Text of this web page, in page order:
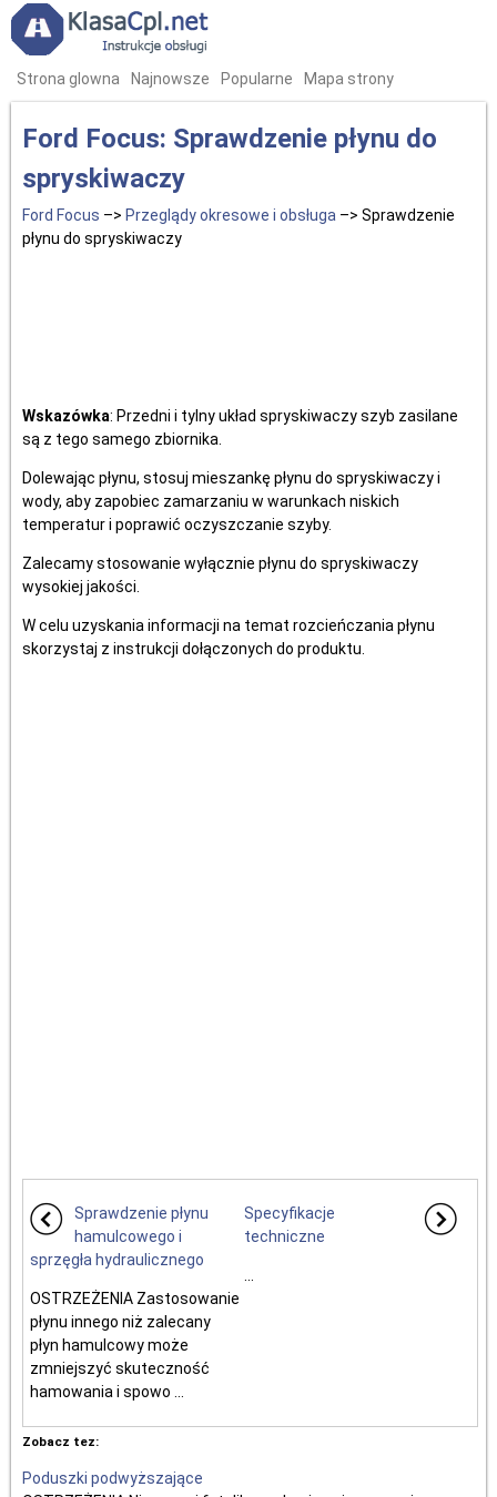
Strona glowna Najnowsze Popularne Mapa strony
Ford Focus: Sprawdzenie płynu do
spryskiwaczy
Ford Focus –> Przeglądy okresowe i obsługa –> Sprawdzenie
płynu do spryskiwaczy
Wskazówka: Przedni i tylny układ spryskiwaczy szyb zasilane
są z tego samego zbiornika.
Dolewając płynu, stosuj mieszankę płynu do spryskiwaczy i
wody, aby zapobiec zamarzaniu w warunkach niskich
temperatur i poprawić oczyszczanie szyby.
Zalecamy stosowanie wyłącznie płynu do spryskiwaczy
wysokiej jakości.
W celu uzyskania informacji na temat rozcieńczania płynu
skorzystaj z instrukcji dołączonych do produktu.
Sprawdzenie płynu
hamulcowego i
sprzęgła hydraulicznego
OSTRZEŻENIA Zastosowanie
płynu innego niż zalecany
płyn hamulcowy może
zmniejszyć skuteczność
hamowania i spowo ...
Specyfikacje
techniczne
Zobacz tez:
Poduszki podwyższające